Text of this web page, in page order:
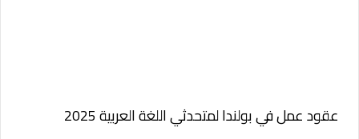
عقود عمل في بولندا لمتحدثي اللغة العربية 2025